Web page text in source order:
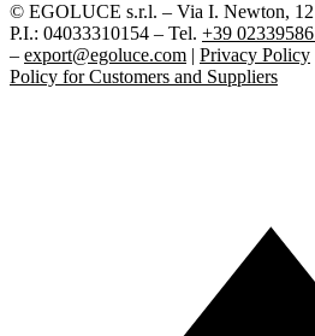
© EGOLUCE s.r.l. – Via I. Newton,
P.I.: 04033310154 – Tel. +39
– export@egoluce.com | Privacy Policy
Policy for Customers and Suppliers